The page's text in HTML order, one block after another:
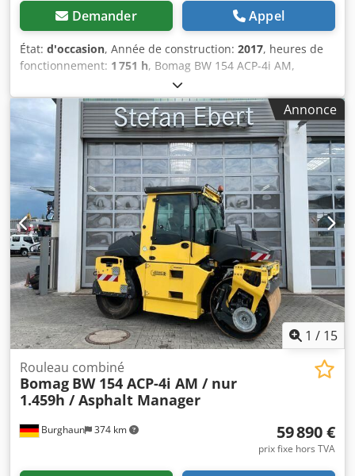
Demander Appel
État: d'occasion, Année de construction: 2017, heures de
fonctionnement: 1 751 h, Bomag BW 154 ACP-4i AM,
rouleau combiné, année de fabrication : 2017, heures de
fonctionnement : seulement 1 751 h, moteur : Kubota [55,4
kW/75 ch], Asphalt Manager 2, coupe-asphalte des deux
côtés, poids : 7 400 kg, bandage de tambour lisse, bon
état, prêt à l’emploi, Sur demande, nous vous proposerons
une offre de location ou de financement. M. Mihm (tél. se
fera un plaisir de vous aider. Vous trouverez de plus
amples informations sur notre site web. Sous réserve
d’erreurs et de vente préalable ! Location possible Dcodpfx
Aiszq Tzte Dsk = Informations complémentaires = Pour
obtenir de plus amples informations, veuillez contacter
Tobias Ebert.
Annonce
1 / 15
Burghaun 374 km
Rouleau combiné
Bomag BW 154 ACP-4i AM / nur
1.459h / Asphalt Manager
59 890 €
prix fixe hors TVA